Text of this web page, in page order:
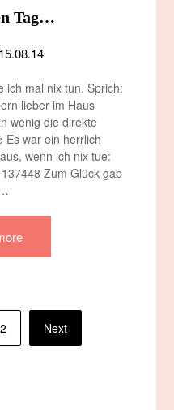
Tag…
15.08.14
mal nix tun. Sprich:
lieber im Haus
wenig die direkte
Es war ein herrlich
wenn ich nix tue:
Zum Glück gab
2 Next